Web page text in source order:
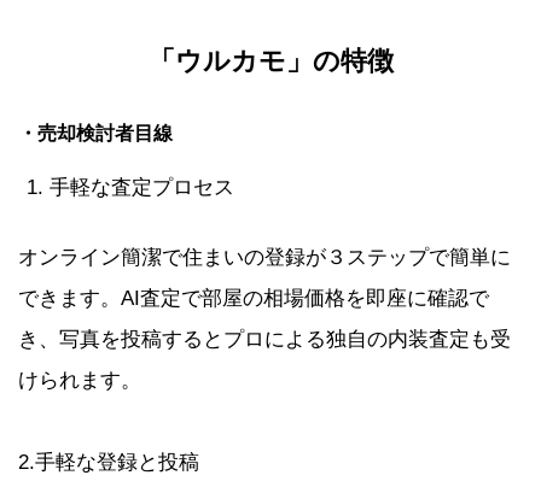
「ウルカモ」の特徴
・売却検討者目線
手軽な査定プロセス
オンライン簡潔で住まいの登録が３ステップで簡単に
できます。AI査定で部屋の相場価格を即座に確認で
き、写真を投稿するとプロによる独自の内装査定も受
けられます。
2.手軽な登録と投稿